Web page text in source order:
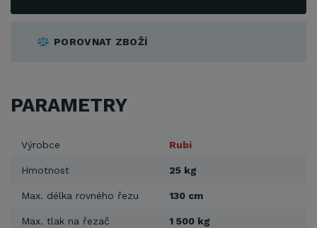
POROVNAT ZBOŽÍ
PARAMETRY
Výrobce Rubi
Hmotnost 25 kg
Max. délka rovného řezu 130 cm
Max. tlak na řezač 1 500 kg